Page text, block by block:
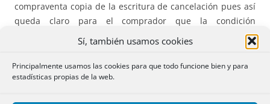
Sí, también usamos cookies
Principalmente usamos las cookies para que todo funcione bien y para
estadísticas propias de la web.
compraventa copia de la escritura de cancelación pues así
queda claro para el comprador que la condición
resolutoria está cancelada, extinguida, aunque pendiente
Considera también que es correcto que la registradora